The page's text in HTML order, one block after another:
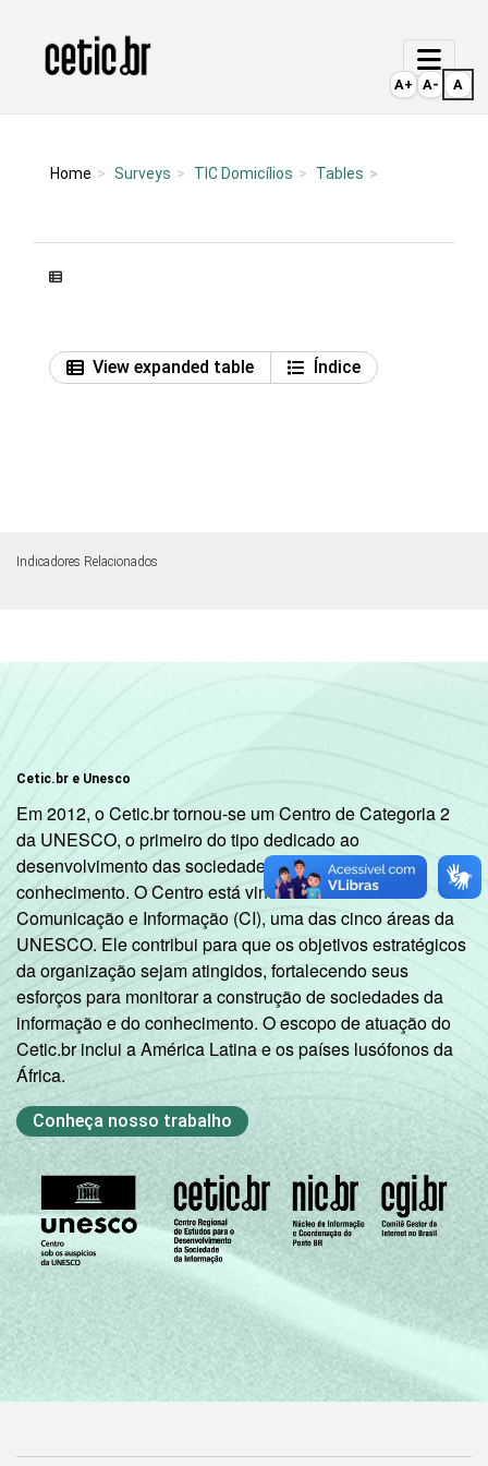
Página inicial
Home Surveys TIC Domicílios Tables
View expanded table Índice
Indicadores Relacionados
Cetic.br e Unesco
Em 2012, o Cetic.br tornou-se um Centro de Categoria 2
da UNESCO, o primeiro do tipo dedicado ao
desenvolvimento das sociedades da informação e do
conhecimento. O Centro está vinculado ao Setor de
Comunicação e Informação (CI), uma das cinco áreas da
UNESCO. Ele contribui para que os objetivos estratégicos
da organização sejam atingidos, fortalecendo seus
esforços para monitorar a construção de sociedades da
informação e do conhecimento. O escopo de atuação do
Cetic.br inclui a América Latina e os países lusófonos da
África.
Conheça nosso trabalho
A+ A- A